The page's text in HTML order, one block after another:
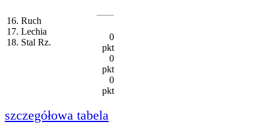
16. Ruch
17. Lechia
18. Stal Rz.
0
pkt
0
pkt
0
pkt
szczegółowa tabela